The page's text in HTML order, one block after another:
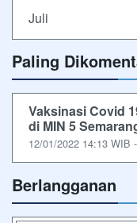
Juli
Paling
Vaksinasi Covid
di MIN 5
12/01/2022 14:13 WIB
Berlangganan